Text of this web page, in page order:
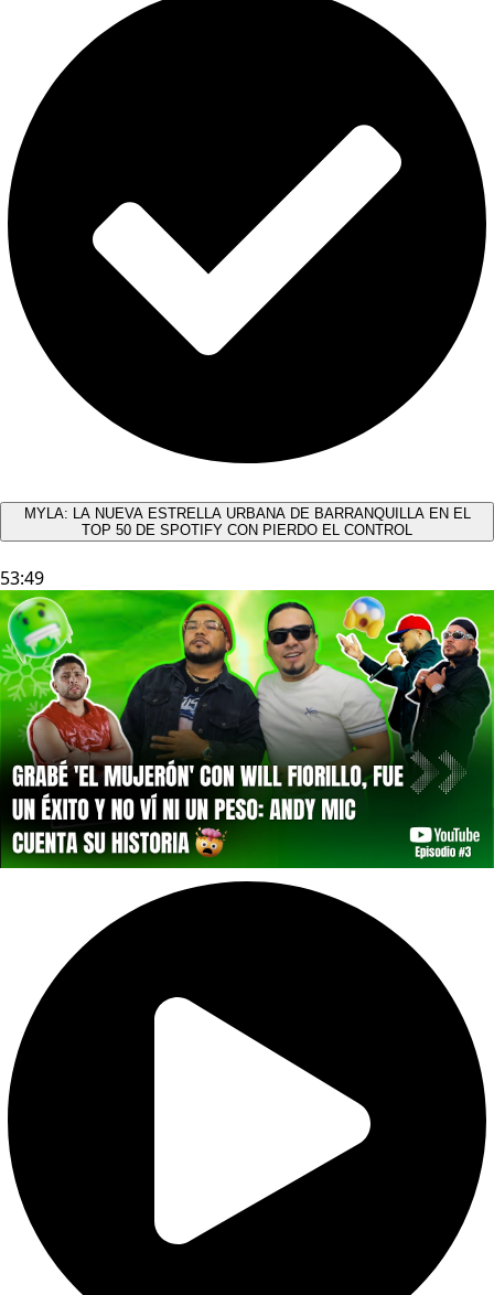
MYLA: LA NUEVA ESTRELLA URBANA DE BARRANQUILLA EN EL
TOP 50 DE SPOTIFY CON PIERDO EL CONTROL
53:49